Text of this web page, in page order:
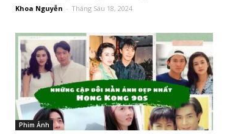
Khoa Nguyễn - Tháng Sáu 18, 2024
Phim Ảnh